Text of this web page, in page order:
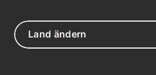
Land ändern